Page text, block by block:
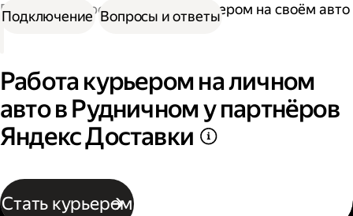
Работа курьером Работа курьером на своём авто
Работа курьером на личном
авто в Рудничном у партнёров
Яндекс Доставки
Стать курьером
Подключение Вопросы и ответы